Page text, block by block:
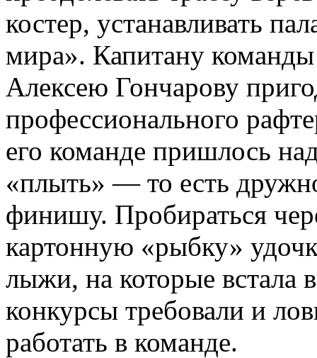
костер, устанавливать
мира». Капитану
Алексею Гончарову
профессионального
его команде пришлось
«плыть» — то есть
финишу. Пробираться
картонную «рыбку»
лыжи, на которые встала
конкурсы требовали и
работать в команде.